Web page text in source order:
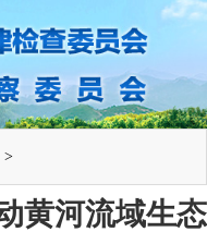
>
黄河流域生态